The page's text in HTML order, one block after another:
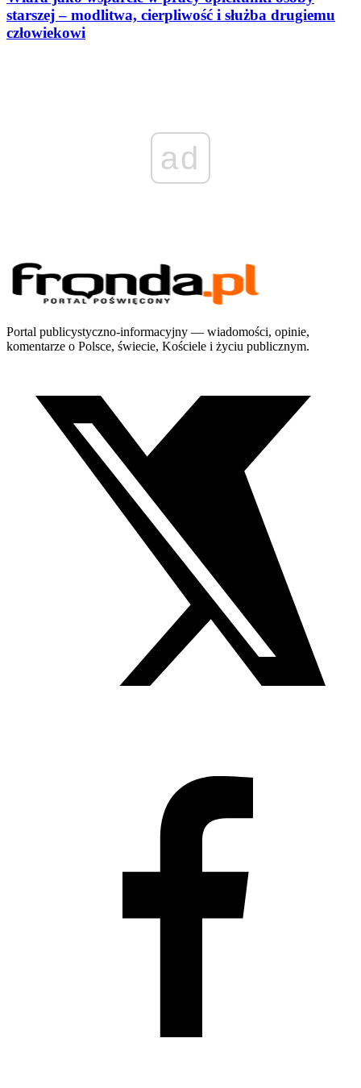
starszej – modlitwa, cierpliwość i służba drugiemu
człowiekowi
ad
Portal publicystyczno-informacyjny — wiadomości, opinie,
komentarze o Polsce, świecie, Kościele i życiu publicznym.